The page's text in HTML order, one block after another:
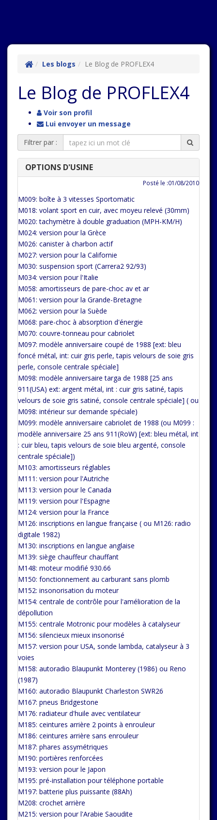
Les blogs Le Blog de PROFLEX4
Le Blog de PROFLEX4
Voir son profil
Lui envoyer un message
Filtrer par :
OPTIONS D'USINE
Posté le :01/08/2010
M009: boîte à 3 vitesses Sportomatic
M018: volant sport en cuir, avec moyeu relevé (30mm)
M020: tachymètre à double graduation (MPH-KM/H)
M024: version pour la Grèce
M026: canister à charbon actif
M027: version pour la Californie
M030: suspension sport (Carrera2 92/93)
M034: version pour l'Italie
M058: amortisseurs de pare-choc av et ar
M061: version pour la Grande-Bretagne
M062: version pour la Suède
M068: pare-choc à absorption d'énergie
M070: couvre-tonneau pour cabriolet
M097: modèle anniversaire coupé de 1988 [ext: bleu
foncé métal, int: cuir gris perle, tapis velours de soie gris
perle, console centrale spéciale]
M098: modèle anniversaire targa de 1988 [25 ans
911(USA) ext: argent métal, int : cuir gris satiné, tapis
velours de soie gris satiné, console centrale spéciale] ( ou
M098: intérieur sur demande spéciale)
M099: modèle anniversaire cabriolet de 1988 (ou M099 :
modèle anniversaire 25 ans 911(RoW) [ext: bleu métal, int
: cuir bleu, tapis velours de soie bleu argenté, console
centrale spéciale])
M103: amortisseurs réglables
M111: version pour l'Autriche
M113: version pour le Canada
M119: version pour l'Espagne
M124: version pour la France
M126: inscriptions en langue française ( ou M126: radio
digitale 1982)
M130: inscriptions en langue anglaise
M139: siège chauffeur chauffant
M148: moteur modifié 930.66
M150: fonctionnement au carburant sans plomb
M152: insonorisation du moteur
M154: centrale de contrôle pour l'amélioration de la
dépollution
M155: centrale Motronic pour modèles à catalyseur
M156: silencieux mieux insonorisé
M157: version pour USA, sonde lambda, catalyseur à 3
voies
M158: autoradio Blaupunkt Monterey (1986) ou Reno
(1987)
M160: autoradio Blaupunkt Charleston SWR26
M167: pneus Bridgestone
M176: radiateur d'huile avec ventilateur
M185: ceintures arrière 2 points à enrouleur
M186: ceintures arrière sans enrouleur
M187: phares assymétriques
M190: portières renforcées
M193: version pour le Japon
M195: pré-installation pour téléphone portable
M197: batterie plus puissante (88Ah)
M208: crochet arrière
M215: version pour l'Arabie Saoudite